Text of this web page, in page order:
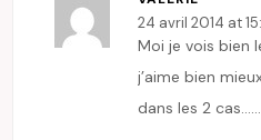
24 avril 2014 at
Moi je vois bien
j’aime bien
dans les 2